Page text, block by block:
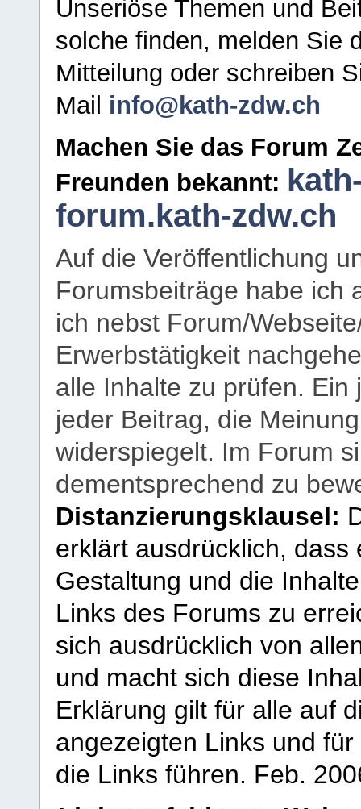
Unseriöse Themen und
solche finden, melden Sie
Mitteilung oder schreiben
Mail info@kath-zdw.ch
Machen Sie das Forum
Freunden bekannt:
forum.kath-zdw.ch
Auf die Veröffentlichung
Forumsbeiträge habe ich
ich nebst Forum/
Erwerbstätigkeit
alle Inhalte zu prüfen.
jeder Beitrag, die
widerspiegelt. Im Forum
dementsprechend zu
Distanzierungsklausel:
erklärt ausdrücklich,
Gestaltung und die
Links des Forums zu
sich ausdrücklich von
und macht sich diese
Erklärung gilt für alle auf
angezeigten Links und
die Links führen. Feb.